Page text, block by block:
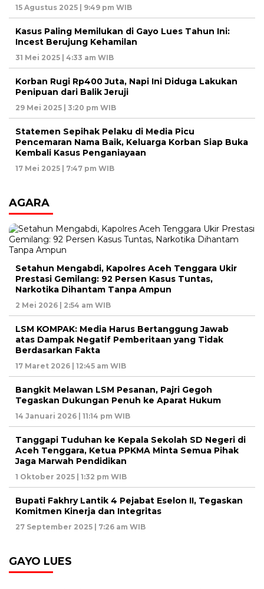
15 Agustus 2025 | 9:49 pm WIB
Kasus Paling Memilukan di Gayo Lues Tahun Ini:
Incest Berujung Kehamilan
31 Mei 2025 | 4:33 am WIB
Korban Rugi Rp400 Juta, Napi Ini Diduga Lakukan
Penipuan dari Balik Jeruji
29 Mei 2025 | 3:20 pm WIB
Statemen Sepihak Pelaku di Media Picu
Pencemaran Nama Baik, Keluarga Korban Siap Buka
Kembali Kasus Penganiayaan
17 Mei 2025 | 7:47 pm WIB
AGARA
Setahun Mengabdi, Kapolres Aceh Tenggara Ukir
Prestasi Gemilang: 92 Persen Kasus Tuntas,
Narkotika Dihantam Tanpa Ampun
2 Mei 2026 | 2:54 am WIB
LSM KOMPAK: Media Harus Bertanggung Jawab
atas Dampak Negatif Pemberitaan yang Tidak
Berdasarkan Fakta
17 Maret 2026 | 12:45 am WIB
Bangkit Melawan LSM Pesanan, Pajri Gegoh
Tegaskan Dukungan Penuh ke Aparat Hukum
14 Januari 2026 | 11:14 pm WIB
Tanggapi Tuduhan ke Kepala Sekolah SD Negeri di
Aceh Tenggara, Ketua PPKMA Minta Semua Pihak
Jaga Marwah Pendidikan
1 Oktober 2025 | 1:32 pm WIB
Bupati Fakhry Lantik 4 Pejabat Eselon II, Tegaskan
Komitmen Kinerja dan Integritas
27 September 2025 | 7:26 am WIB
GAYO LUES